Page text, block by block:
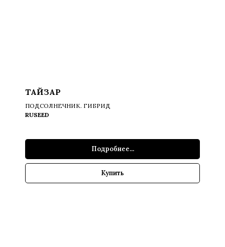
ТАЙЗАР
ПОДСОЛНЕЧНИК. ГИБРИД
RUSEED
Подробнее...
Купить